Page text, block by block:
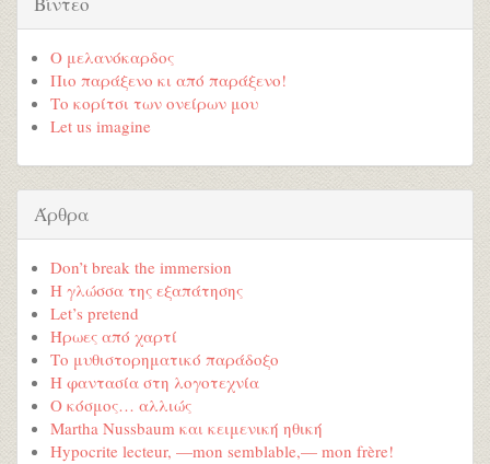
Ο μελανόκαρδος
Πιο παράξενο κι από παράξενο!
Το κορίτσι των ονείρων μου
Let us imagine
Άρθρα
Don’t break the immersion
Η γλώσσα της εξαπάτησης
Let’s pretend
Ήρωες από χαρτί
Το μυθιστορηματικό παράδοξο
Η φαντασία στη λογοτεχνία
Ο κόσμος… αλλιώς
Martha Nussbaum και κειμενική ηθική
Hypocrite lecteur, —mon semblable,— mon frère!